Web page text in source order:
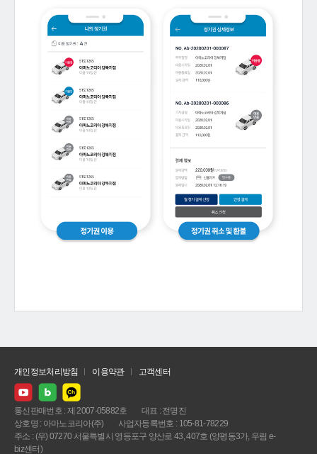
개인정보처리방침 이용약관 고객센터
통신판매번호 : 제 2007-05882호
대표 : 전명진
상호명 : 아마노코리아(주)
사업자등록번호 : 105-81-78229
주소 : (우) 07270 서울특별시 영등포구 양산로 43, 407호 (양평동3가, 우림 e-
biz센터)